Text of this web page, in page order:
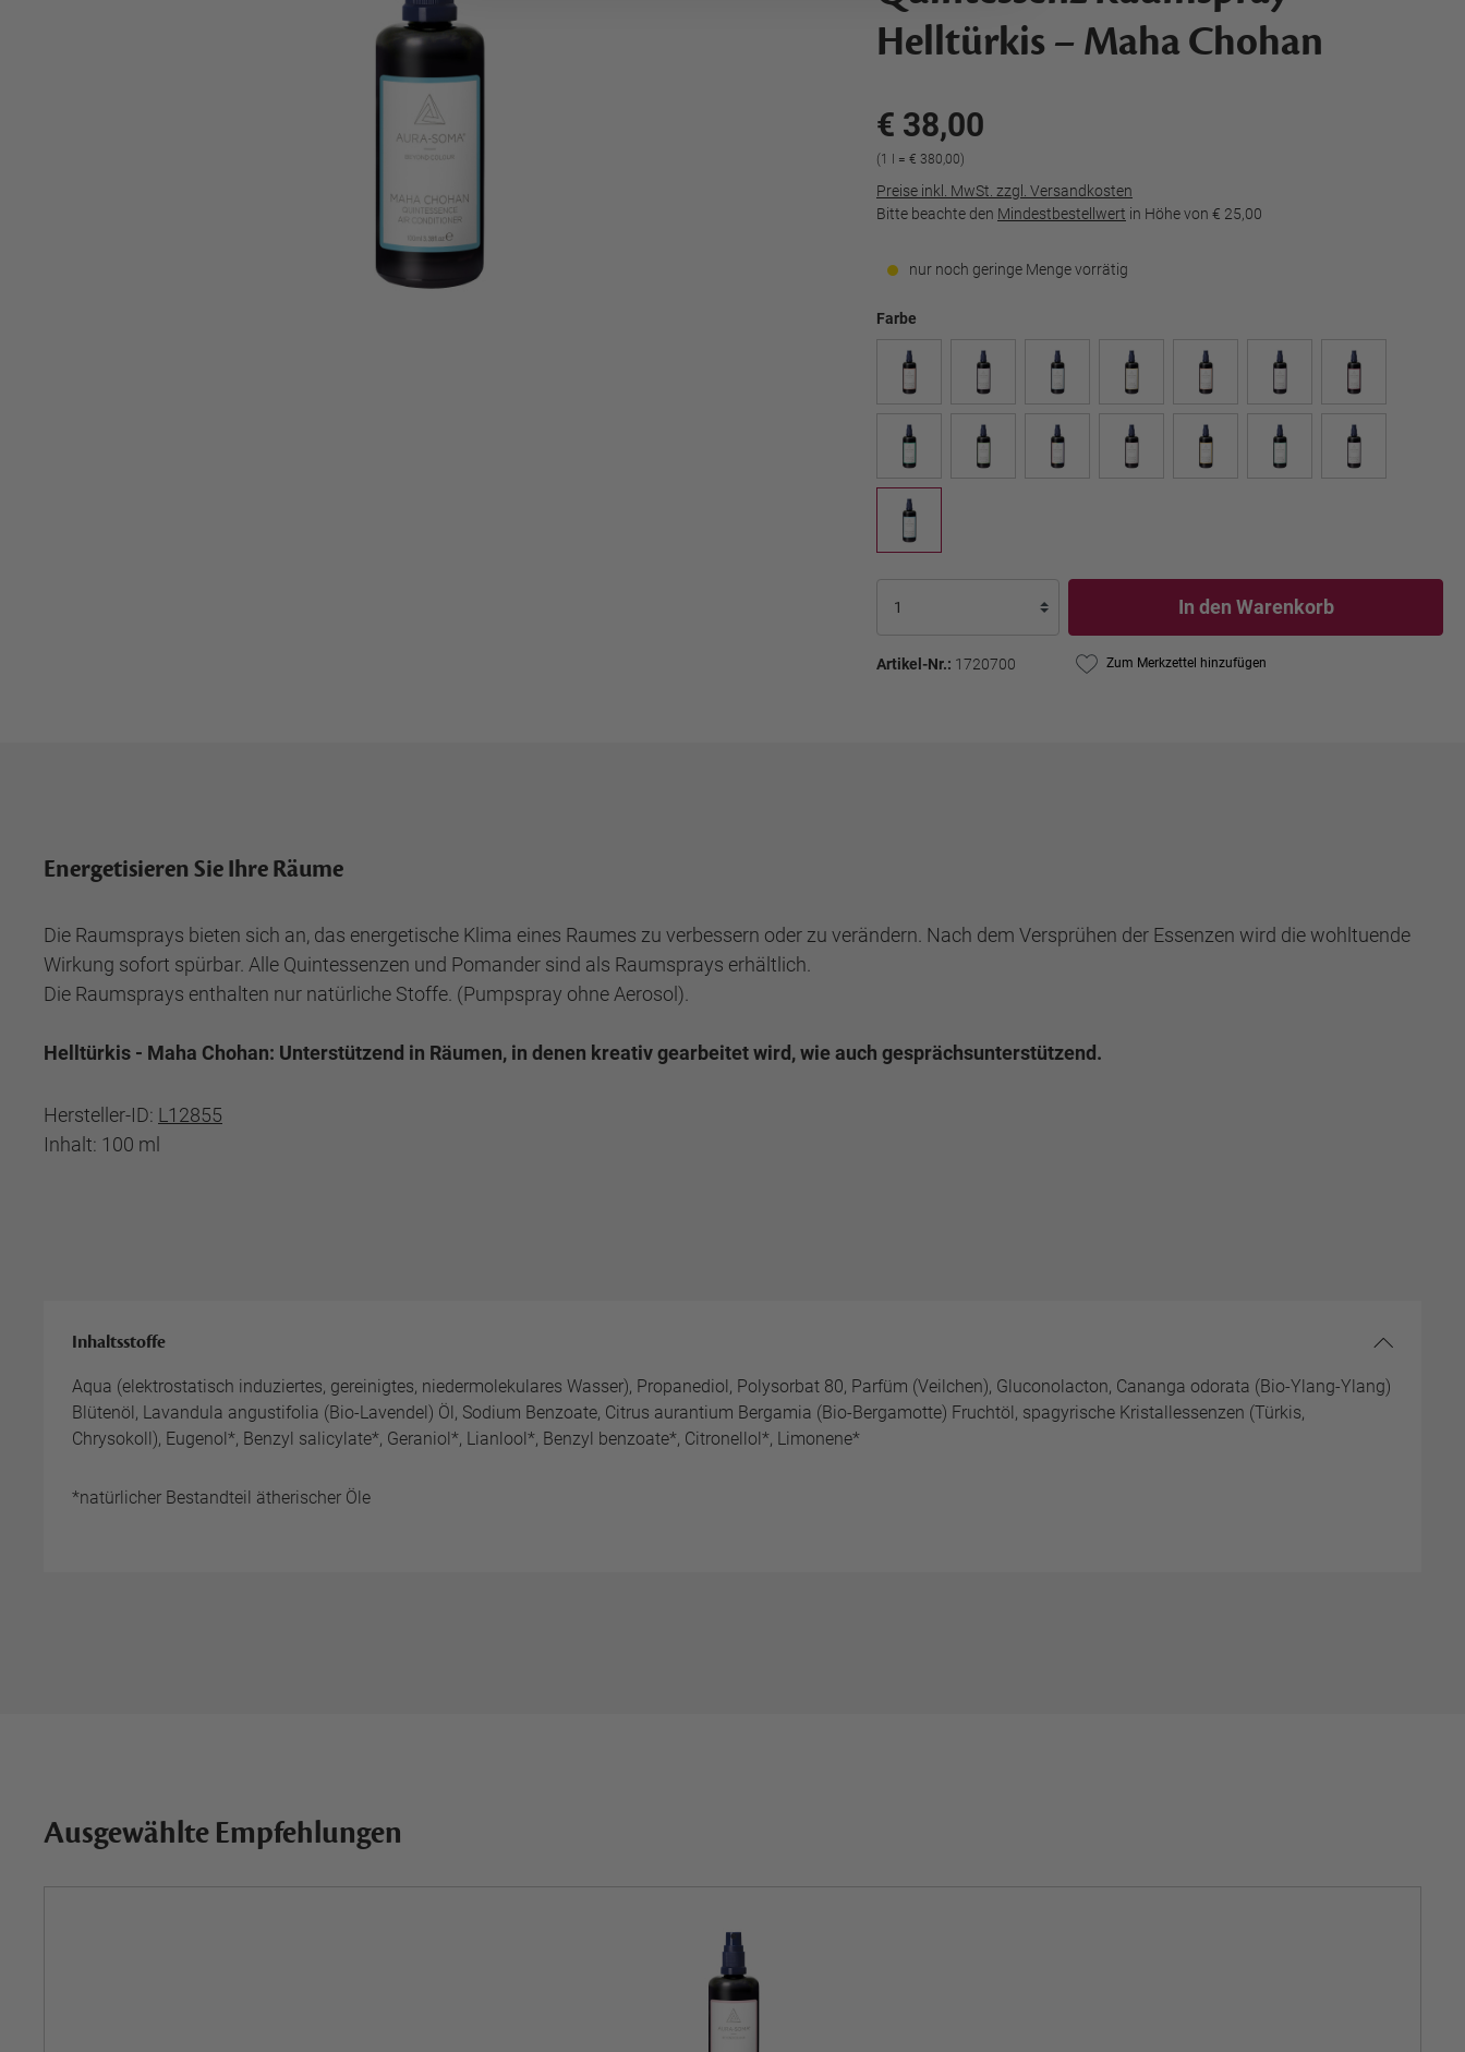
Helltürkis – Maha Chohan
€ 38,00
(1 l = € 380,00)
Preise inkl. MwSt. zzgl. Versandkosten
Bitte beachte den Mindestbestellwert in Höhe von € 25,00
nur noch geringe Menge vorrätig
Farbe
In den Warenkorb
Artikel-Nr.: 1720700 Zum Merkzettel hinzufügen
Energetisieren Sie Ihre Räume
Die Raumsprays bieten sich an, das energetische Klima eines Raumes zu verbessern oder zu verändern. Nach dem Versprühen der Essenzen wird die wohltuende
Wirkung sofort spürbar. Alle Quintessenzen und Pomander sind als Raumsprays erhältlich.
Die Raumsprays enthalten nur natürliche Stoffe. (Pumpspray ohne Aerosol).
Helltürkis - Maha Chohan: Unterstützend in Räumen, in denen kreativ gearbeitet wird, wie auch gesprächsunterstützend.
Hersteller-ID: L12855
Inhalt: 100 ml
Inhaltsstoffe
Aqua (elektrostatisch induziertes, gereinigtes, niedermolekulares Wasser), Propanediol, Polysorbat 80, Parfüm (Veilchen), Gluconolacton, Cananga odorata (Bio-Ylang-Ylang)
Blütenöl, Lavandula angustifolia (Bio-Lavendel) Öl, Sodium Benzoate, Citrus aurantium Bergamia (Bio-Bergamotte) Fruchtöl, spagyrische Kristallessenzen (Türkis,
Chrysokoll), Eugenol*, Benzyl salicylate*, Geraniol*, Lianlool*, Benzyl benzoate*, Citronellol*, Limonene*
*natürlicher Bestandteil ätherischer Öle
Ausgewählte Empfehlungen